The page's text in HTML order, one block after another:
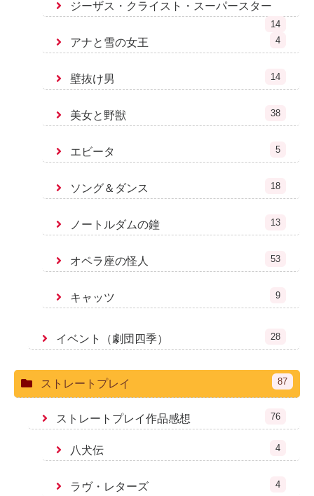
ジーザス・クライスト・スーパースター
14
アナと雪の女王 4
壁抜け男 14
美女と野獣 38
エビータ 5
ソング＆ダンス 18
ノートルダムの鐘 13
オペラ座の怪人 53
キャッツ 9
イベント（劇団四季） 28
ストレートプレイ 87
ストレートプレイ作品感想 76
八犬伝 4
ラヴ・レターズ 4